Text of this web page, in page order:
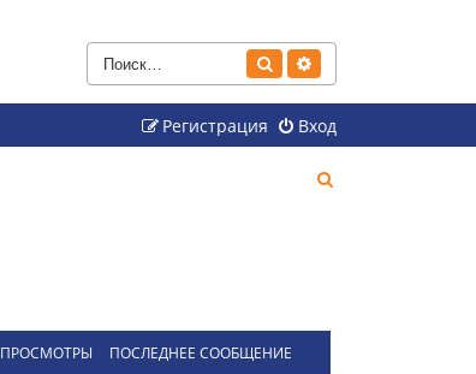
Поиск
Вход
Регистрация
ПРОСМОТРЫ ПОСЛЕДНЕЕ СООБЩЕНИЕ